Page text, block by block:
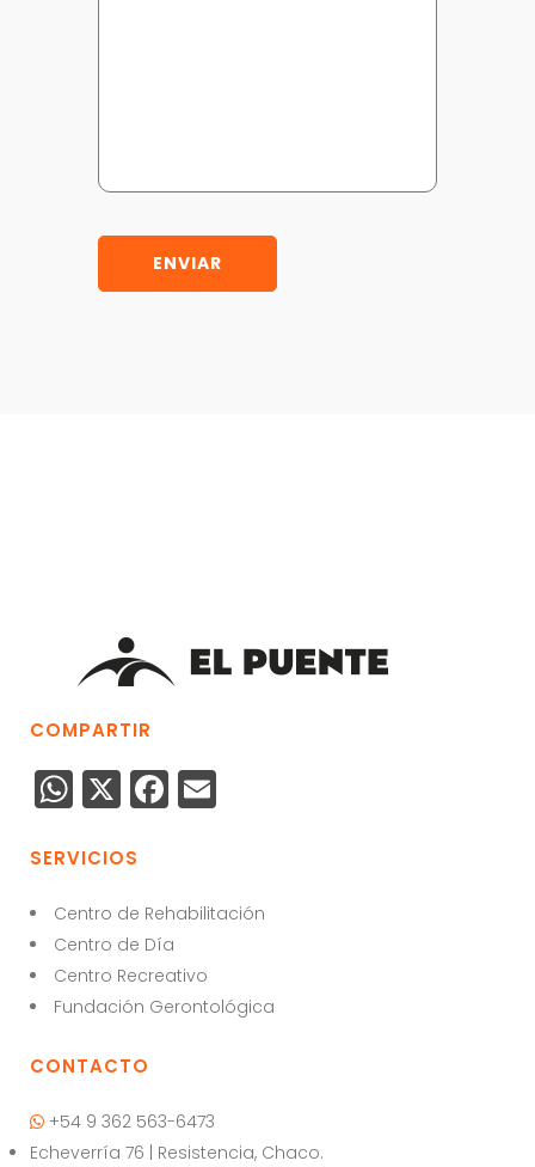
COMPARTIR
W
h
a
ts
A
p
p
X F
a
e
b
o
o
l
SERVICIOS
Centro de Rehabilitación
Centro de Día
Centro Recreativo
Fundación Gerontológica
CONTACTO
+54 9 362 563-6473
Echeverría 76 | Resistencia, Chaco.